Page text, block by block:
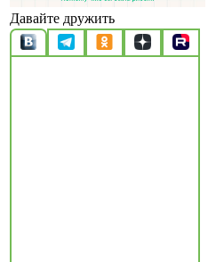
Давайте дружить